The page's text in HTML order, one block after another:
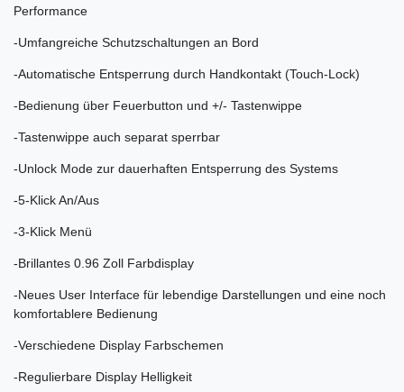
Performance
-Umfangreiche Schutzschaltungen an Bord
-Automatische Entsperrung durch Handkontakt (Touch-Lock)
-Bedienung über Feuerbutton und +/- Tastenwippe
-Tastenwippe auch separat sperrbar
-Unlock Mode zur dauerhaften Entsperrung des Systems
-5-Klick An/Aus
-3-Klick Menü
-Brillantes 0.96 Zoll Farbdisplay
-Neues User Interface für lebendige Darstellungen und eine noch
komfortablere Bedienung
-Verschiedene Display Farbschemen
-Regulierbare Display Helligkeit